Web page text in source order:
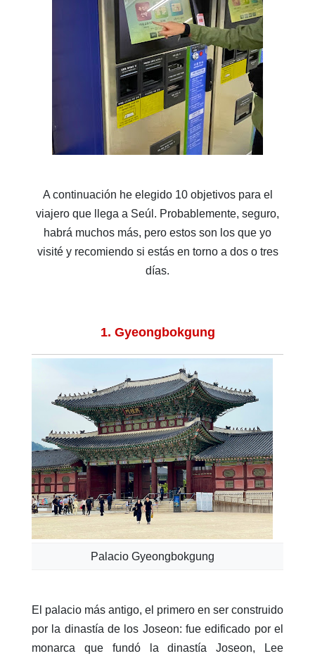
A continuación he elegido 10 objetivos para el
viajero que llega a Seúl. Probablemente, seguro,
habrá muchos más, pero estos son los que yo
visité y recomiendo si estás en torno a dos o tres
días.
1. Gyeongbokgung
Palacio Gyeongbokgung
El palacio más antigo, el primero en ser construido
por la dinastía de los Joseon: fue edificado por el
monarca que fundó la dinastía Joseon, Lee